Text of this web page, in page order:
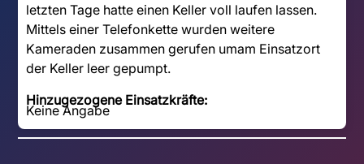
letzten Tage hatte einen Keller voll laufen lassen.
Mittels einer Telefonkette wurden weitere
Kameraden zusammen gerufen umam Einsatzort
der Keller leer gepumpt.
Hinzugezogene Einsatzkräfte:
Keine Angabe